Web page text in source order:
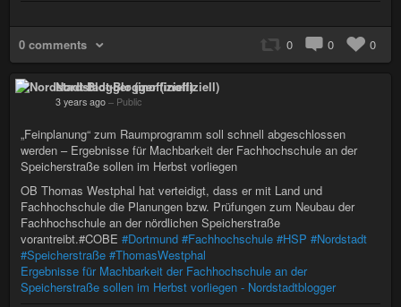
0 comments 0 0 0
Nordstadt-Blogger (inoffiziell)
3 years ago – Public
„Feinplanung“ zum Raumprogramm soll schnell abgeschlossen
werden – Ergebnisse für Machbarkeit der Fachhochschule an der
Speicherstraße sollen im Herbst vorliegen
OB Thomas Westphal hat verteidigt, dass er mit Land und
Fachhochschule die Planungen bzw. Prüfungen zum Neubau der
Fachhochschule an der nördlichen Speicherstraße
vorantreibt.#COBE #Dortmund #Fachhochschule #HSP #Nordstadt
#Speicherstraße #ThomasWestphal
Ergebnisse für Machbarkeit der Fachhochschule an der
Speicherstraße sollen im Herbst vorliegen - Nordstadtblogger